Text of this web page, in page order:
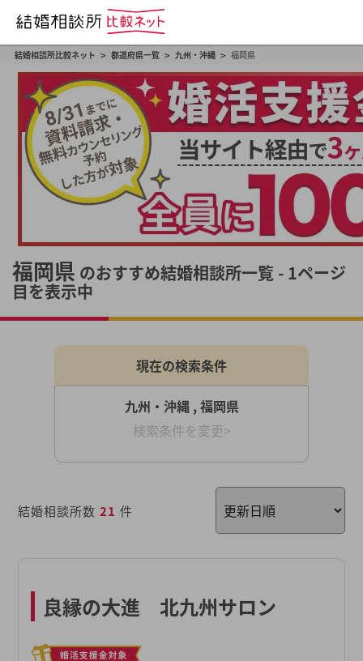
結婚相談所比較ネット > 都道府県一覧 > 九州・沖縄 > 福岡県
福岡県 のおすすめ結婚相談所一覧 - 1ページ
目を表示中
現在の検索条件
九州・沖縄 , 福岡県
検索条件を変更>
結婚相談所数 21 件
良縁の大進 北九州サロン